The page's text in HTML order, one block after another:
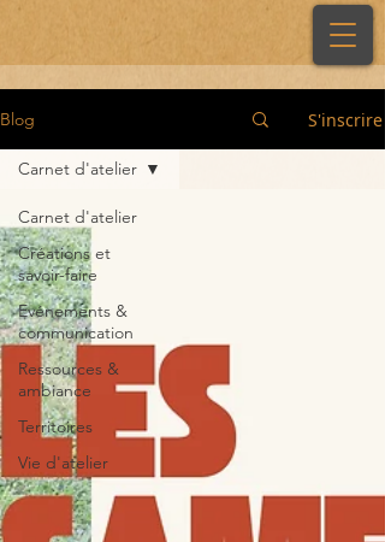
Blog S'inscrire
Carnet d'atelier
Créations et
savoir-faire
Evénements &
communication
Ressources &
ambiance
Territoires
Vie d'atelier
Carnet d'atelier